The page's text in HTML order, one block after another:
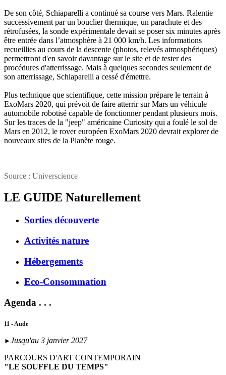
De son côté, Schiaparelli a continué sa course vers Mars. Ralentie
successivement par un bouclier thermique, un parachute et des
rétrofusées, la sonde expérimentale devait se poser six minutes après
être entrée dans l’atmosphère à 21 000 km/h. Les informations
recueillies au cours de la descente (photos, relevés atmosphériques)
permettront d'en savoir davantage sur le site et de tester des
procédures d'atterrissage. Mais à quelques secondes seulement de
son atterrissage, Schiaparelli a cessé d'émettre.
Plus technique que scientifique, cette mission prépare le terrain à
ExoMars 2020, qui prévoit de faire atterrir sur Mars un véhicule
automobile robotisé capable de fonctionner pendant plusieurs mois.
Sur les traces de la "jeep" américaine Curiosity qui a foulé le sol de
Mars en 2012, le rover européen ExoMars 2020 devrait explorer de
nouveaux sites de la Planète rouge.
Source : Universcience
LE GUIDE Naturellement
Sorties découverte
Activités nature
Hébergements
Eco-Consommation
Agenda . . .
11 - Aude
► Jusqu'au 3 janvier 2027
PARCOURS D'ART CONTEMPORAIN
"LE SOUFFLE DU TEMPS"